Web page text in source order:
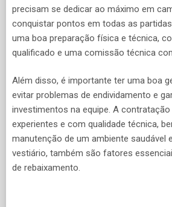
precisam se dedicar ao máximo em
conquistar pontos em todas as
uma boa preparação física e técnica,
qualificado e uma comissão técnica
Além disso, é importante ter uma boa
evitar problemas de endividamento e
investimentos na equipe. A
experientes e com qualidade técnica,
manutenção de um ambiente saudável
vestiário, também são fatores
de rebaixamento.